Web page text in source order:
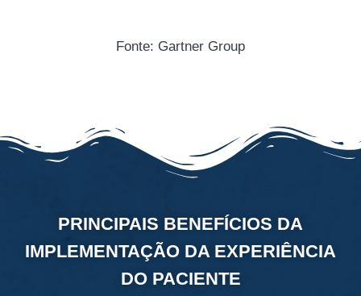
Fonte: Gartner Group
PRINCIPAIS BENEFÍCIOS DA
IMPLEMENTAÇÃO DA EXPERIÊNCIA
DO PACIENTE